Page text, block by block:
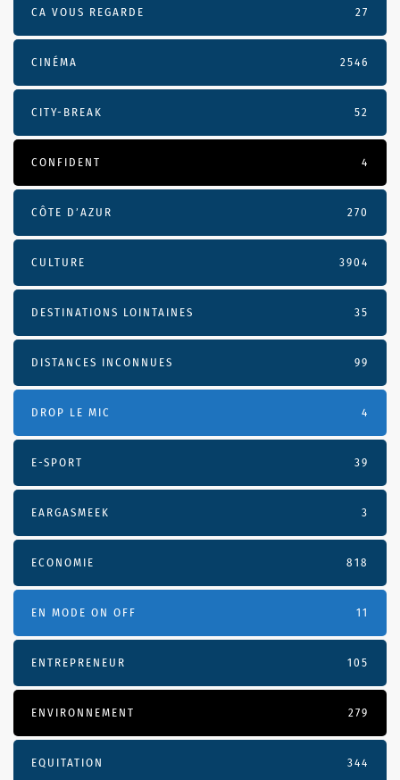
CA VOUS REGARDE 27
CINÉMA 2546
CITY-BREAK 52
CONFIDENT 4
CÔTE D’AZUR 270
CULTURE 3904
DESTINATIONS LOINTAINES 35
DISTANCES INCONNUES 99
DROP LE MIC 4
E-SPORT 39
EARGASMEEK 3
ECONOMIE 818
EN MODE ON OFF 11
ENTREPRENEUR 105
ENVIRONNEMENT 279
EQUITATION 344